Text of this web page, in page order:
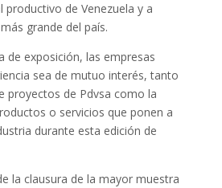
productivo de Venezuela y a
grande del país.
de exposición, las empresas
sea de mutuo interés, tanto
proyectos de Pdvsa como la
o servicios que ponen a
durante esta edición de
la clausura de la mayor muestra